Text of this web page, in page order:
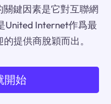
關鍵因素是它對互聯網
United Internet作爲最
提供商脫穎而出。
開始